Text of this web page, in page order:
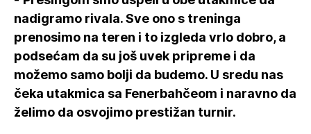
nadigramo rivala. Sve ono s treninga
prenosimo na teren i to izgleda vrlo dobro, a
podsećam da su još uvek pripreme i da
možemo samo bolji da budemo. U sredu nas
čeka utakmica sa Fenerbahčeom i naravno da
želimo da osvojimo prestižan turnir.